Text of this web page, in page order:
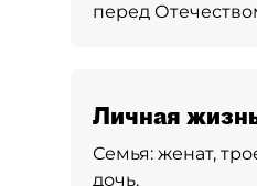
перед
Личная
Семья: женат,
дочь.